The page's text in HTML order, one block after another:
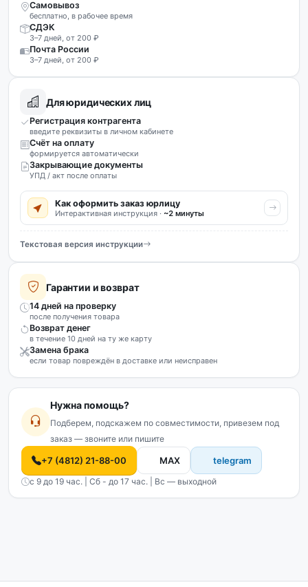
Самовывоз
бесплатно, в рабочее время
СДЭК
3–7 дней, от 200 ₽
Почта России
3–7 дней, от 200 ₽
Для юридических лиц
Регистрация контрагента
введите реквизиты в личном кабинете
Счёт на оплату
формируется автоматически
Закрывающие документы
УПД / акт после оплаты
Как оформить заказ юрлицу
Интерактивная инструкция · ~2 минуты
Текстовая версия инструкции
Гарантии и возврат
14 дней на проверку
после получения товара
Возврат денег
в течение 10 дней на ту же карту
Замена брака
если товар повреждён в доставке или неисправен
Нужна помощь?
Подберем, подскажем по совместимости, привезем под
заказ — звоните или пишите
+7 (4812) 21-88-00 MAX telegram
с 9 до 19 час. | Сб - до 17 час. | Вс — выходной